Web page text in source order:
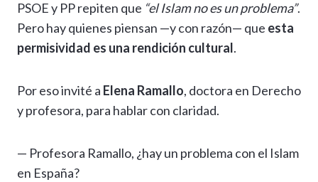
PSOE y PP repiten que “el Islam no es un problema”.
Pero hay quienes piensan —y con razón— que esta
permisividad es una rendición cultural.
Por eso invité a Elena Ramallo, doctora en Derecho
y profesora, para hablar con claridad.
— Profesora Ramallo, ¿hay un problema con el Islam
en España?